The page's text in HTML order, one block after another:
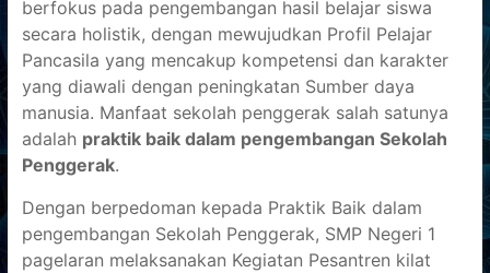
berfokus pada pengembangan hasil belajar siswa
secara holistik, dengan mewujudkan Profil Pelajar
Pancasila yang mencakup kompetensi dan karakter
yang diawali dengan peningkatan Sumber daya
manusia. Manfaat sekolah penggerak salah satunya
adalah praktik baik dalam pengembangan Sekolah
Penggerak.
Dengan berpedoman kepada Praktik Baik dalam
pengembangan Sekolah Penggerak, SMP Negeri 1
pagelaran melaksanakan Kegiatan Pesantren kilat